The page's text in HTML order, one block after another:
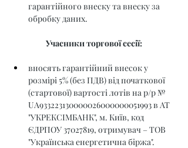
гарантійного внеску та внеску за
обробку даних.
Учасники торгової сесії:
вносять гарантійний внесок у
розмірі 5% (без ПДВ) від початкової
(стартової) вартості лотів на р/р №
UA933223130000026000000051993 в АТ
"УКРЕКСІМБАНК", м. Київ, код
ЄДРПОУ 37027819, отримувач – ТОВ
"Українська енергетична біржа".